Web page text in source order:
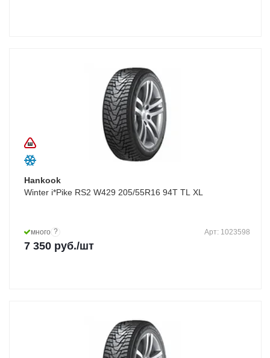
Hankook
Winter i*Pike RS2 W429 205/55R16 94T TL XL
много ? Арт: 1023598
7 350 руб./шт